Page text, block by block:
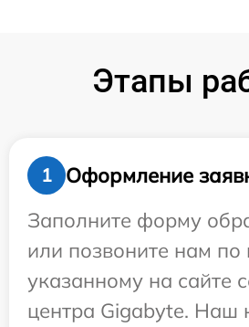
Этапы
1
Оформление
Заполните форму
или позвоните нам по
указанному на сайте
центра Gigabyte. Наш